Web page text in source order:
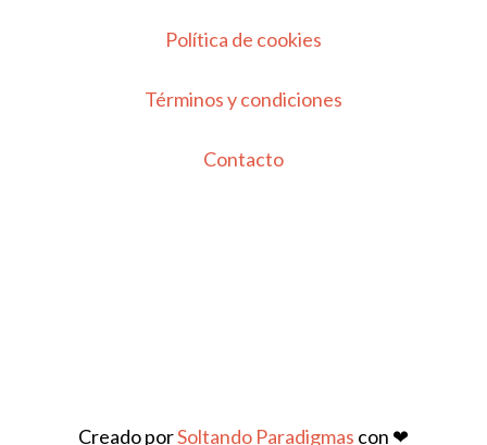
Política de cookies
Términos y condiciones
Contacto
Creado porSoltando Paradigmas con ❤︎